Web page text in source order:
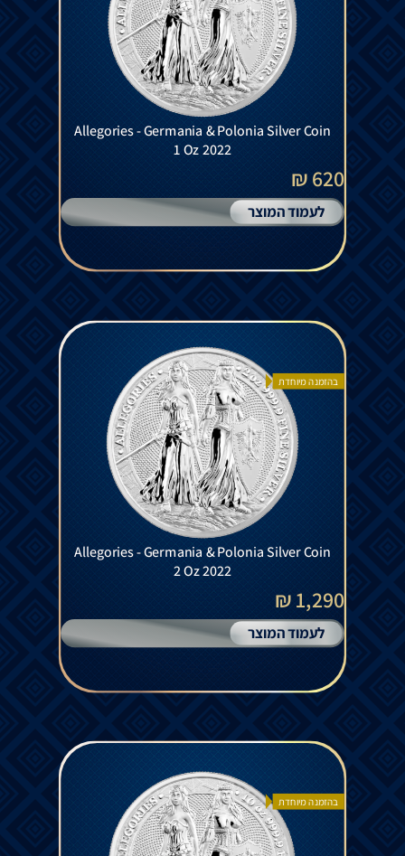
Allegories - Germania & Polonia Silver Coin
1 Oz 2022
620 ₪
לעמוד המוצר
בהזמנה מיוחדת
Allegories - Germania & Polonia Silver Coin
2 Oz 2022
1,290 ₪
לעמוד המוצר
בהזמנה מיוחדת